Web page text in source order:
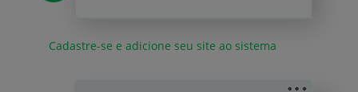
Cadastre-se e adicione seu site ao sistema